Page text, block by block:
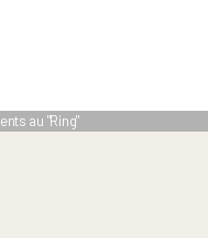
au "Ring"